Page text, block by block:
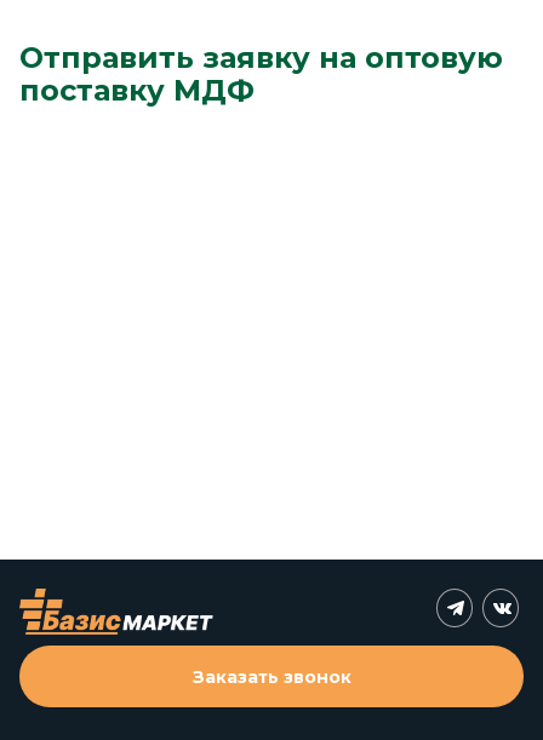
Отправить заявку на оптовую
поставку МДФ
Заказать звонок